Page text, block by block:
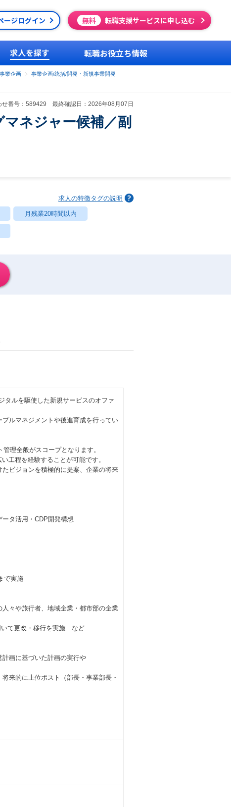
ージログイン 無料 転職支援サービスに申し込む
求人を探す 転職お役立ち情報
業企画
事業企画/統括/開発・新規事業開発
せ番号：589429 最終確認日：2026年08月07日
ネジャー候補／副
求人の特徴タグの説明
月残業20時間以内
タルを駆使した新規サービスのオファ
ルマネジメントや後進育成を行ってい
理全般がスコープとなります。
工程を経験することが可能です。
ビジョンを積極的に提案、企業の将来
活用・CDP開発構想
で実施
々や旅行者、地域企業・都市部の企業
いて更改・移行を実施 など
画に基づいた計画の実行や
来的に上位ポスト（部長・事業部長・